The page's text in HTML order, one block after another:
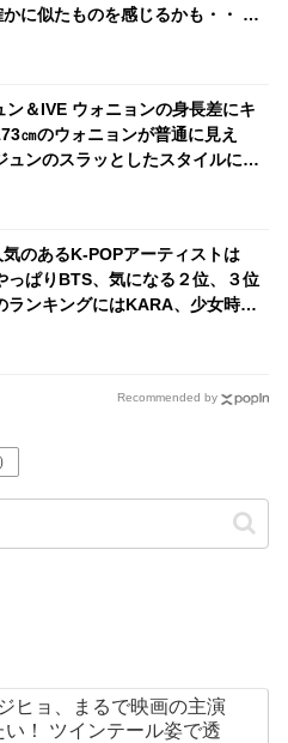
に似たものを感じるかも・・ 相
ン＆IVE ウォニョンの身長差にキ
㎝のウォニョンが普通に見え
ュンのスラッとしたスタイルに視
のあるK-POPアーティストは
っぱりBTS、気になる２位、３位
ンキングにはKARA、少女時代
Recommended by
ヒョ、まるで映画の主演
い！ ツインテール姿で透